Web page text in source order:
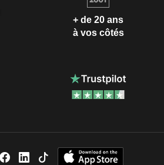
+ de 20 ans
à vos côtés